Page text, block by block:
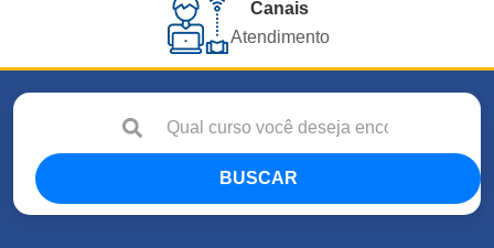
Canais
Atendimento
BUSCAR